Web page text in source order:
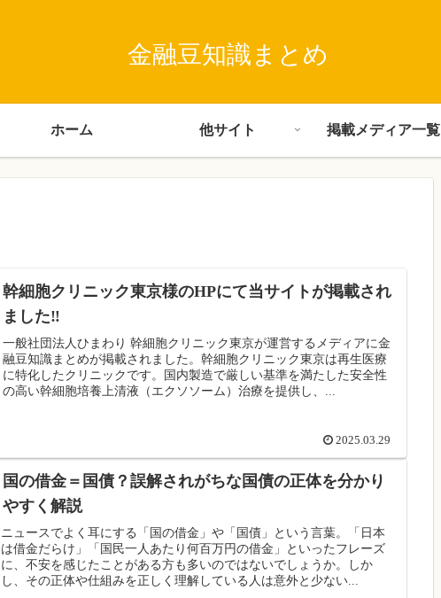
金融豆知識まとめ
ホーム 他サイト 掲載メディア一覧
幹細胞クリニック東京様のHPにて当サイトが掲載され
ました‼
一般社団法人ひまわり 幹細胞クリニック東京が運営するメディアに金
融豆知識まとめが掲載されました。幹細胞クリニック東京は再生医療
に特化したクリニックです。国内製造で厳しい基準を満たした安全性
の高い幹細胞培養上清液（エクソソーム）治療を提供し、...
2025.03.29
国の借金＝国債？誤解されがちな国債の正体を分かり
やすく解説
ニュースでよく耳にする「国の借金」や「国債」という言葉。「日本
は借金だらけ」「国民一人あたり何百万円の借金」といったフレーズ
に、不安を感じたことがある方も多いのではないでしょうか。しか
し、その正体や仕組みを正しく理解している人は意外と少ない...